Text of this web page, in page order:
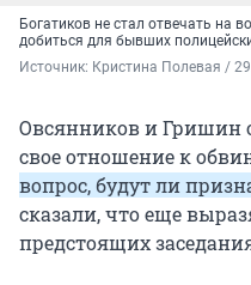
Богатиков не стал отвечать на
добиться для бывших
Источник: Кристина Полевая /
Овсянников и Гришин
свое отношение к
вопрос, будут ли
сказали, что еще
предстоящих